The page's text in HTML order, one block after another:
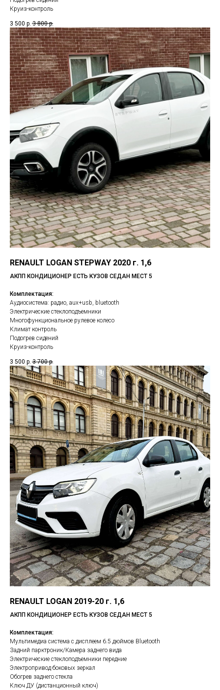
Круиз-контроль
3 500 р. 3 800 р.
RENAULT LOGAN STEPWAY 2020 г. 1,6
АКПП КОНДИЦИОНЕР ЕСТЬ КУЗОВ СЕДАН МЕСТ 5
Комплектация:
Аудиосистема: радио, aux+usb, bluetooth
Электрические стеклоподъемники
Многофункциональное рулевое колесо
Климат контроль
Подогрев сидений
Круиз-контроль
3 500 р. 3 700 р.
RENAULT LOGAN 2019-20 г. 1,6
АКПП КОНДИЦИОНЕР ЕСТЬ КУЗОВ СЕДАН МЕСТ 5
Комплектация:
Мультимедиа система с дисплеем 6.5 дюймов Bluetooth
Задний парктроник/Камера заднего вида
Электрические стеклоподъемники передние
Электропривод боковых зеркал
Обогрев заднего стекла
Ключ ДУ (дистанционный ключ)